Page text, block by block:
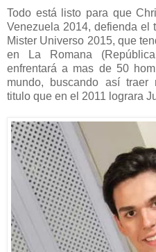
Todo está listo para que
Venezuela 2014, defienda el
Mister Universo 2015, que
en La Romana
enfrentará a mas de 50
mundo, buscando así traer
titulo que en el 2011 lograra